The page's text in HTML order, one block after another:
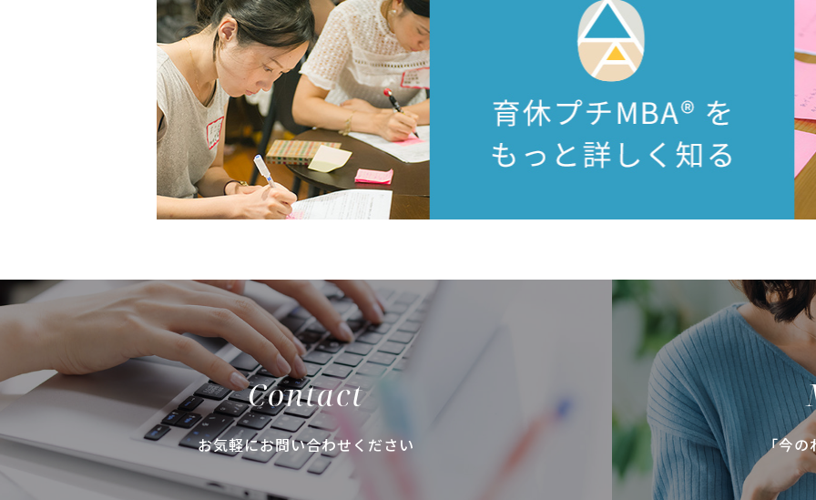
Contact
お気軽にお問い合わせください 「今の